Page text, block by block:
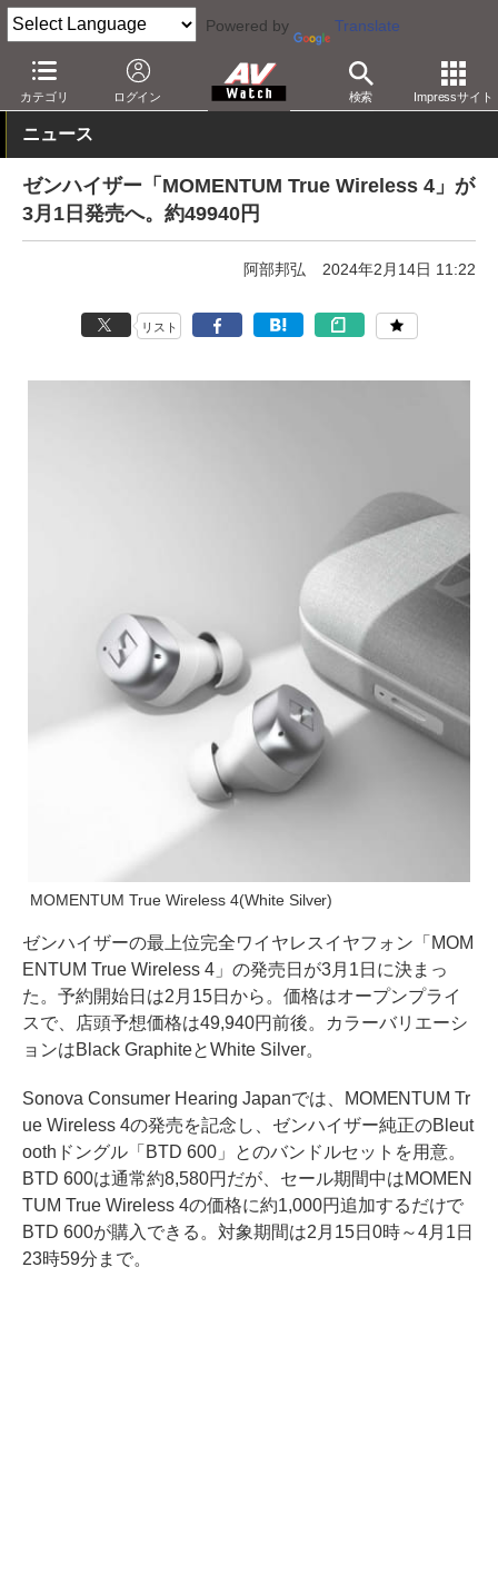
Powered by Translate
カテゴリ ログイン 検索 Impressサイト
AV Watch 製品 ヘッドフォン ゼンハイザー
ニュース
ゼンハイザー「MOMENTUM True Wireless 4」が
3月1日発売へ。約49940円
阿部邦弘 2024年2月14日 11:22
リスト
MOMENTUM True Wireless 4(White Silver)
ゼンハイザーの最上位完全ワイヤレスイヤフォン「MOM
ENTUM True Wireless 4」の発売日が3月1日に決まっ
た。予約開始日は2月15日から。価格はオープンプライ
スで、店頭予想価格は49,940円前後。カラーバリエーシ
ョンはBlack GraphiteとWhite Silver。
Sonova Consumer Hearing Japanでは、MOMENTUM Tr
ue Wireless 4の発売を記念し、ゼンハイザー純正のBleut
oothドングル「BTD 600」とのバンドルセットを用意。
BTD 600は通常約8,580円だが、セール期間中はMOMEN
TUM True Wireless 4の価格に約1,000円追加するだけで
BTD 600が購入できる。対象期間は2月15日0時～4月1日
23時59分まで。